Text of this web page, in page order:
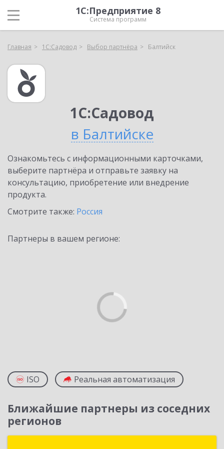
1С:Предприятие 8
Система программ
Главная 1С:Садовод Выбор партнёра Балтийск
1С:Садовод
в Балтийске
Ознакомьтесь с информационными карточками,
выберите партнёра и отправьте заявку на
консультацию, приобретение или внедрение
продукта.
Смотрите также: Россия
Партнеры в вашем регионе:
ISO Реальная автоматизация
Ближайшие партнеры из соседних
регионов